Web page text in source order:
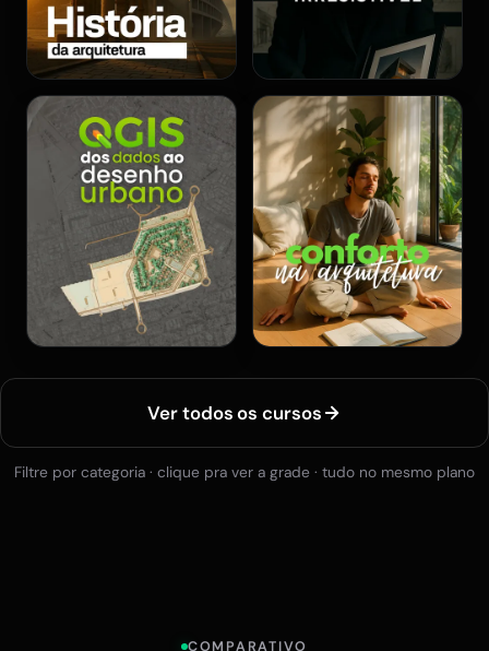
Ver todos os cursos
Filtre por categoria · clique pra ver a grade · tudo no mesmo plano
COMPARATIVO